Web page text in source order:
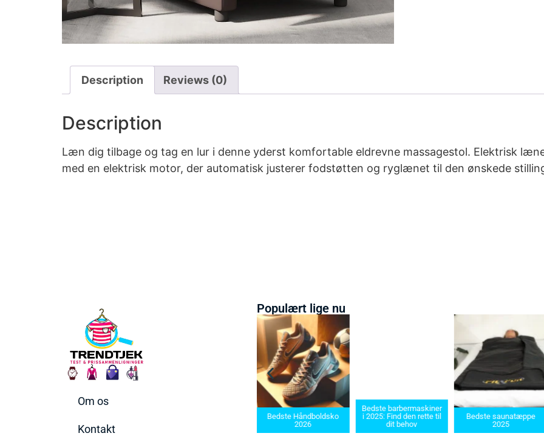
Description Reviews (0)
Description
Læn dig tilbage og tag en lur i denne yderst komfortable eldrevne massagestol. Elektrisk
med en elektrisk motor, der automatisk justerer fodstøtten og ryglænet til den ønskede
Om os
Kontakt
Populært lige nu
2025
Bedste Håndboldsko
2026
Bedste barbermaskiner
i 2025: Find den rette til
dit behov
Bedste saunatæppe
2025